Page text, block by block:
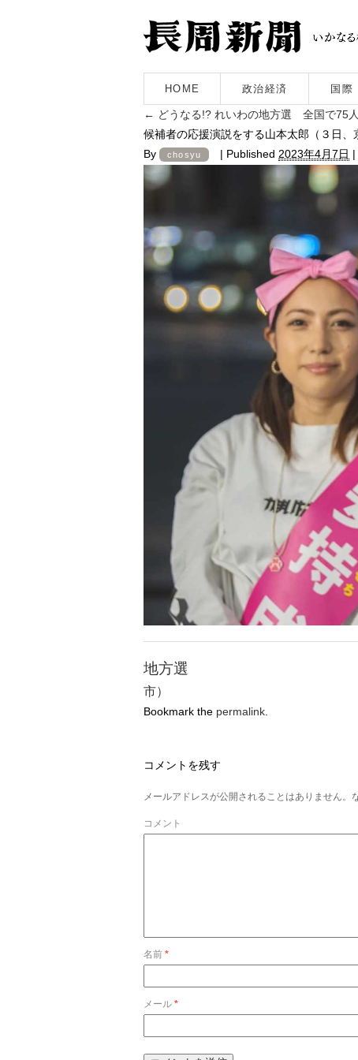
HOME 政治経済 国際
← どうなる!? れいわの地方選 全国で75
候補者の応援演説をする山本太郎（３日、
By
chosyu | Published 2023年4月7日 |
地方選
市）
Bookmark the permalink
コメントを残す
メールアドレスが公開されることはありません。
コメント
名前 *
メール *